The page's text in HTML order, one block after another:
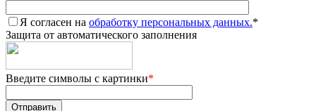
Я согласен на обработку персональных данных.*
Защита от автоматического заполнения
Введите символы с картинки*